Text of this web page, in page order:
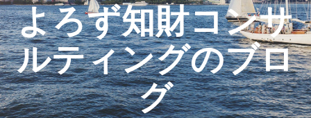
​よろず知財コンサ
ルティングのブロ
グ